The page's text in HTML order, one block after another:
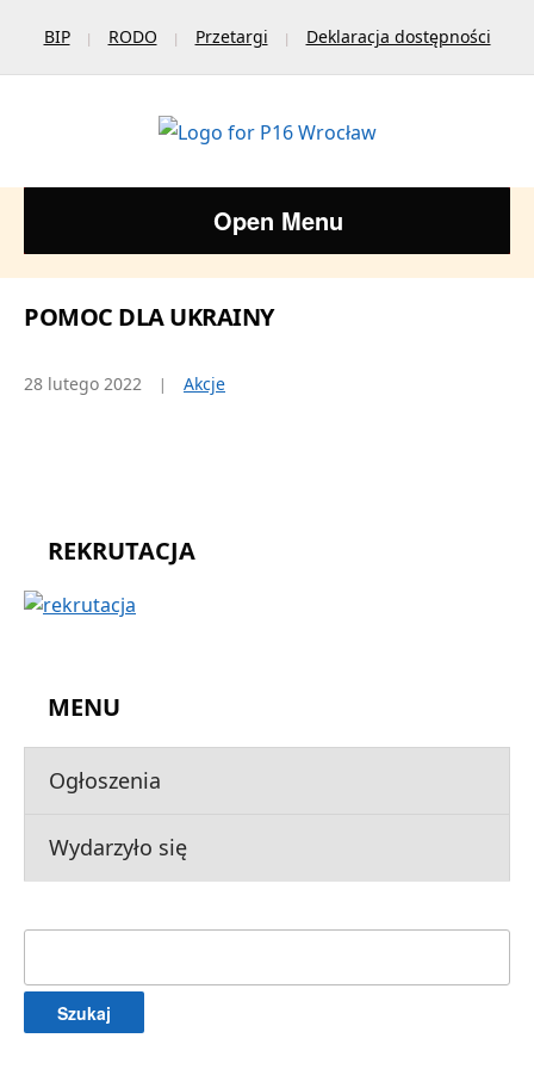
BIP RODO Przetargi Deklaracja dostępności
Open Menu
REKRUTACJA
MENU
Ogłoszenia
Wydarzyło się
POMOC DLA UKRAINY
28 lutego 2022 Akcje